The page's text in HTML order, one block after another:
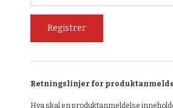
Retningslinjer for
Hva skal en produktanmeldelse